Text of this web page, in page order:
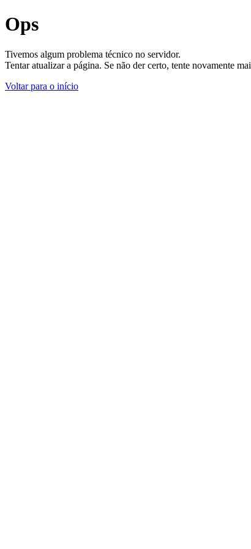
Ops
Tivemos algum problema técnico no servidor.
Tentar atualizar a página. Se não der certo, tente novamente
Voltar para o início